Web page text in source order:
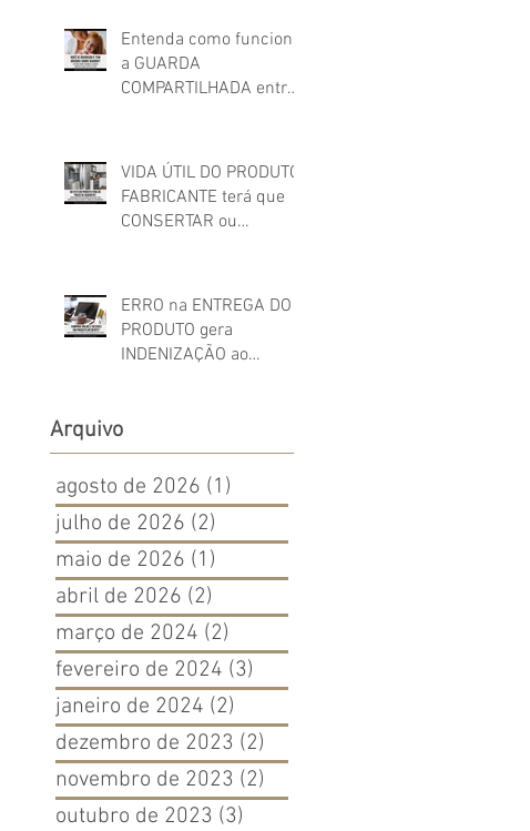
não credenciado!
Entenda como funciona
a GUARDA
COMPARTILHADA entre
conjugal
VIDA ÚTIL DO PRODUTO:
FABRICANTE terá que
CONSERTAR ou
DEFEITO FORA DO
PRAZO DE GARANTIA
ERRO na ENTREGA DO
PRODUTO gera
INDENIZAÇÃO ao
Arquivo
agosto de 2026 (1)
julho de 2026 (2)
maio de 2026 (1)
abril de 2026 (2)
março de 2024 (2)
fevereiro de 2024 (3)
janeiro de 2024 (2)
dezembro de 2023 (2)
novembro de 2023 (2)
outubro de 2023 (3)